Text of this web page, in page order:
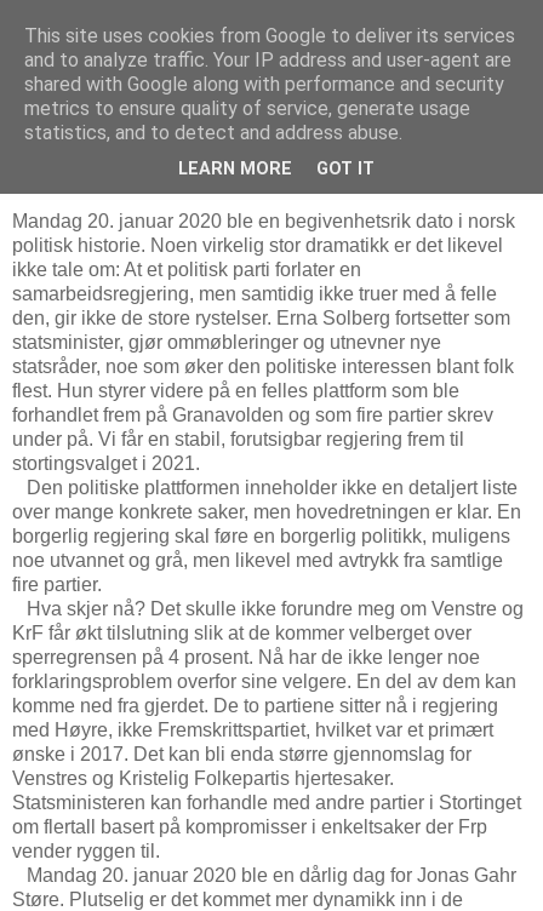
Bjørn Hoelseths blogg
tirsdag 21. januar 2020
En dårlig dag for Jonas Gahr Støre
Mandag 20. januar 2020 ble en begivenhetsrik dato i norsk
politisk historie. Noen virkelig stor dramatikk er det likevel
ikke tale om: At et politisk parti forlater en
samarbeidsregjering, men samtidig ikke truer med å felle
den, gir ikke de store rystelser. Erna Solberg fortsetter som
statsminister, gjør ommøbleringer og utnevner nye
statsråder, noe som øker den politiske interessen blant folk
flest. Hun styrer videre på en felles plattform som ble
forhandlet frem på Granavolden og som fire partier skrev
under på. Vi får en stabil, forutsigbar regjering frem til
stortingsvalget i 2021.
Den politiske plattformen inneholder ikke en detaljert liste
over mange konkrete saker, men hovedretningen er klar. En
borgerlig regjering skal føre en borgerlig politikk, muligens
noe utvannet og grå, men likevel med avtrykk fra samtlige
fire partier.
Hva skjer nå? Det skulle ikke forundre meg om Venstre og
KrF får økt tilslutning slik at de kommer velberget over
sperregrensen på 4 prosent. Nå har de ikke lenger noe
forklaringsproblem overfor sine velgere. En del av dem kan
komme ned fra gjerdet. De to partiene sitter nå i regjering
med Høyre, ikke Fremskrittspartiet, hvilket var et primært
ønske i 2017. Det kan bli enda større gjennomslag for
Venstres og Kristelig Folkepartis hjertesaker.
Statsministeren kan forhandle med andre partier i Stortinget
om flertall basert på kompromisser i enkeltsaker der Frp
vender ryggen til.
Mandag 20. januar 2020 ble en dårlig dag for Jonas Gahr
Støre. Plutselig er det kommet mer dynamikk inn i de
This site uses cookies from Google to deliver its services
and to analyze traffic. Your IP address and user-agent are
shared with Google along with performance and security
metrics to ensure quality of service, generate usage
statistics, and to detect and address abuse.
LEARN MORE GOT IT